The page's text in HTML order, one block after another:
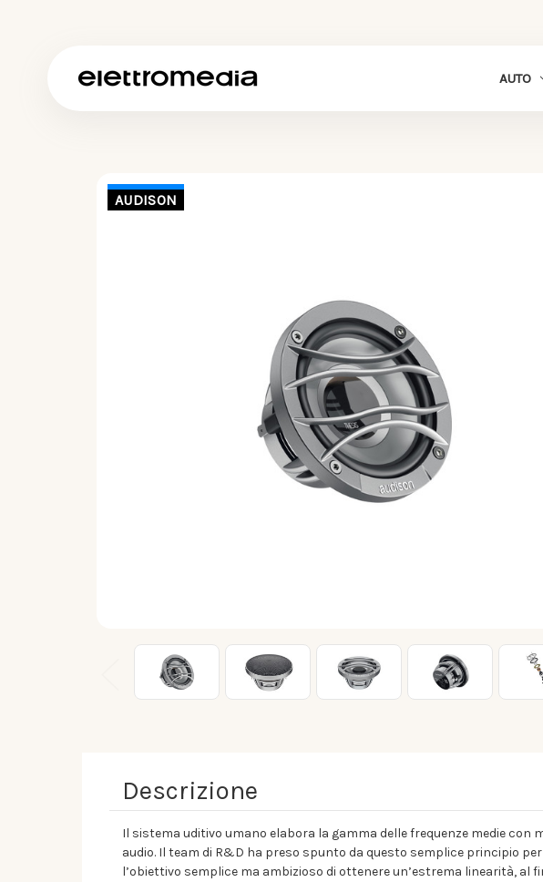
AUTO
AUDISON
Descrizione
Il sistema uditivo umano elabora la gamma delle frequenze medie
audio. Il team di R&D ha preso spunto da questo semplice principio
l’obiettivo semplice ma ambizioso di ottenere un’estrema linearità,